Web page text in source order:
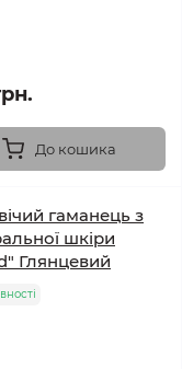
До кошика
гаманець з
шкіри
Глянцевий